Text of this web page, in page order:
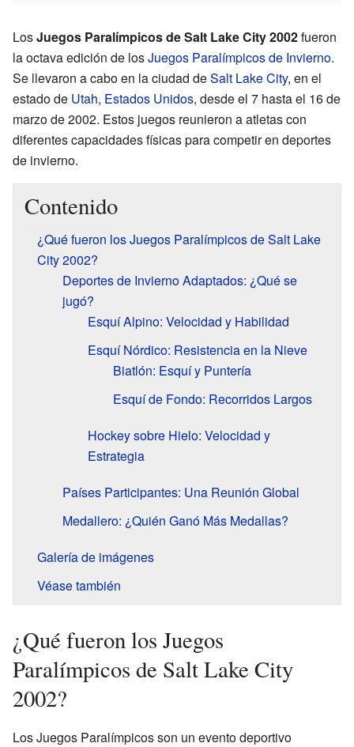
LosJuegos Paralímpicos de Salt Lake City 2002fueron
la octava edición de losJuegos Paralímpicos de Invierno.
Se llevaron a cabo en la ciudad deSalt Lake City, en el
estado de Utah, Estados Unidos, desde el 7 hasta el 16 de
marzo de 2002. Estos juegos reunieron a atletas con
diferentes capacidades físicas para competir en deportes
de invierno.
Contenido
¿Qué fueron los Juegos Paralímpicos de Salt Lake
City 2002?
Deportes de Invierno Adaptados: ¿Qué se
jugó?
Esquí Alpino: Velocidad y Habilidad
Esquí Nórdico: Resistencia en la Nieve
Biatlón: Esquí y Puntería
Esquí de Fondo: Recorridos Largos
Hockey sobre Hielo: Velocidad y
Estrategia
Países Participantes: Una Reunión Global
Medallero: ¿Quién Ganó Más Medallas?
Galería de imágenes
Véase también
¿Qué fueron los Juegos
Paralímpicos de Salt Lake City
2002?
Los Juegos Paralímpicos son un evento deportivo